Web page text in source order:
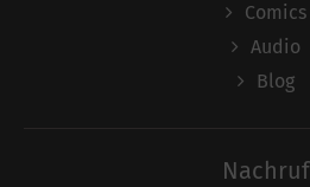
Comics
Audio
Blog
Nachruf